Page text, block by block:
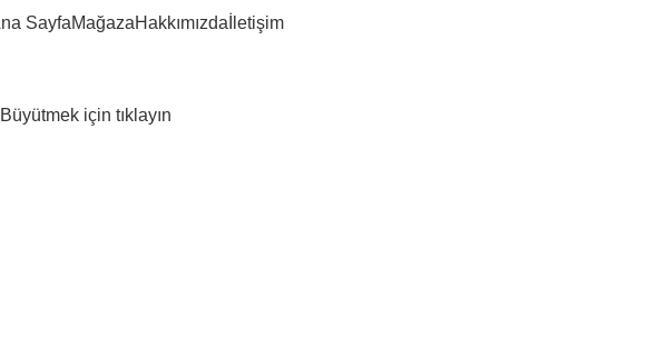
SayfaMağazaHakkımızda İletişim
Büyütmek için tıklayın